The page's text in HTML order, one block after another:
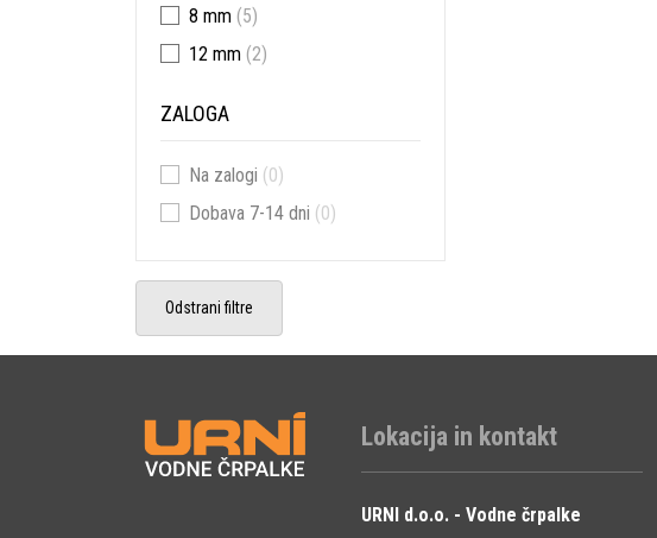
8 mm (5)
12 mm (2)
ZALOGA
Na zalogi (0)
Dobava 7-14 dni (0)
Odstrani filtre
Lokacija in kontakt
URNI d.o.o. - Vodne črpalke